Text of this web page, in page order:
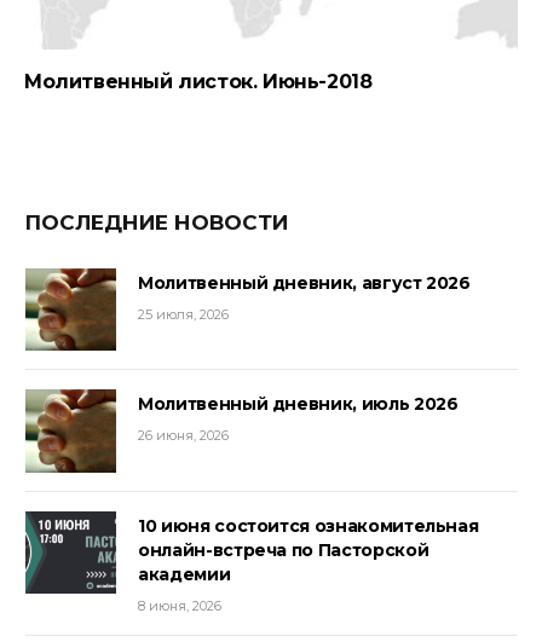
Молитвенный листок. Июнь-2018
ПОСЛЕДНИЕ НОВОСТИ
Молитвенный дневник, август 2026
25 июля, 2026
Молитвенный дневник, июль 2026
26 июня, 2026
10 июня состоится ознакомительная
онлайн-встреча по Пасторской
академии
8 июня, 2026